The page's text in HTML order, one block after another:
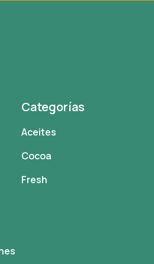
Categorías
Aceites
Cocoa
Fresh